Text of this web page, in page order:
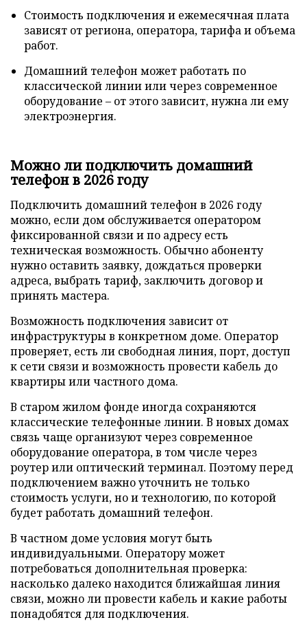
Стоимость подключения и ежемесячная плата
зависят от региона, оператора, тарифа и объема
работ.
Домашний телефон может работать по
классической линии или через современное
оборудование – от этого зависит, нужна ли ему
электроэнергия.
Можно ли подключить домашний
телефон в 2026 году
Подключить домашний телефон в 2026 году
можно, если дом обслуживается оператором
фиксированной связи и по адресу есть
техническая возможность. Обычно абоненту
нужно оставить заявку, дождаться проверки
адреса, выбрать тариф, заключить договор и
принять мастера.
Возможность подключения зависит от
инфраструктуры в конкретном доме. Оператор
проверяет, есть ли свободная линия, порт, доступ
к сети связи и возможность провести кабель до
квартиры или частного дома.
В старом жилом фонде иногда сохраняются
классические телефонные линии. В новых домах
связь чаще организуют через современное
оборудование оператора, в том числе через
роутер или оптический терминал. Поэтому перед
подключением важно уточнить не только
стоимость услуги, но и технологию, по которой
будет работать домашний телефон.
В частном доме условия могут быть
индивидуальными. Оператору может
потребоваться дополнительная проверка:
насколько далеко находится ближайшая линия
связи, можно ли провести кабель и какие работы
понадобятся для подключения.